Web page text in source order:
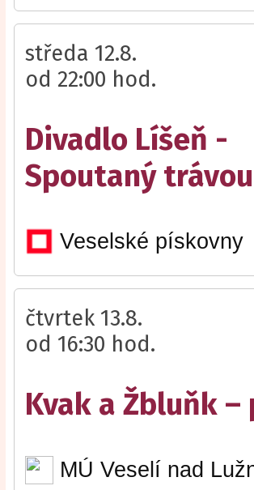
středa 12.8.
od 22:00 hod.
Divadlo Líšeň -
Spoutaný trávou
Veselské pískovny
čtvrtek 13.8.
od 16:30 hod.
Kvak a Žbluňk –
MÚ Veselí nad